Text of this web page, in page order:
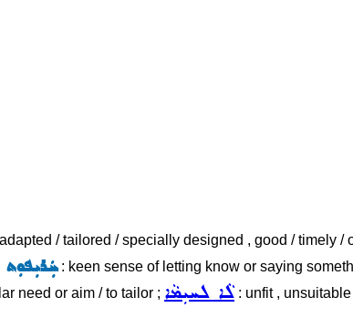
/ tailored / specially designed , good / timely /
: keen sense of letting know or saying
need or aim / to tailor ; ܠܵܐ ܠܚܝܼܡܵܐ : unfit ,